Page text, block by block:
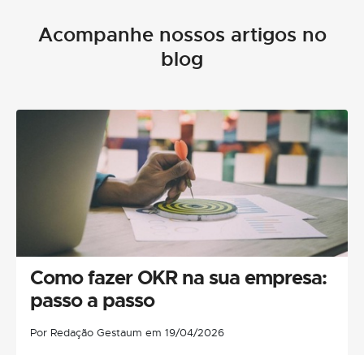
Acompanhe nossos artigos no
blog
Como fazer OKR na sua empresa:
passo a passo
Por Redação Gestaum em 19/04/2026